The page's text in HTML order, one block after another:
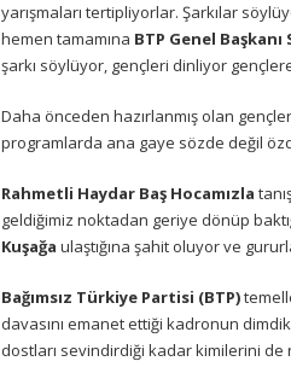
yarışmaları tertipliyorlar. Şarkılar
hemen tamamına BTP Genel Başkanı
şarkı söylüyor, gençleri dinliyor
Daha önceden hazırlanmış olan
programlarda ana gaye sözde değil
Rahmetli Haydar Baş Hocamızla
geldiğimiz noktadan geriye dönüp
Kuşağa ulaştığına şahit oluyor ve
Bağımsız Türkiye Partisi (BTP)
davasını emanet ettiği kadronun
dostları sevindirdiği kadar kimilerini de